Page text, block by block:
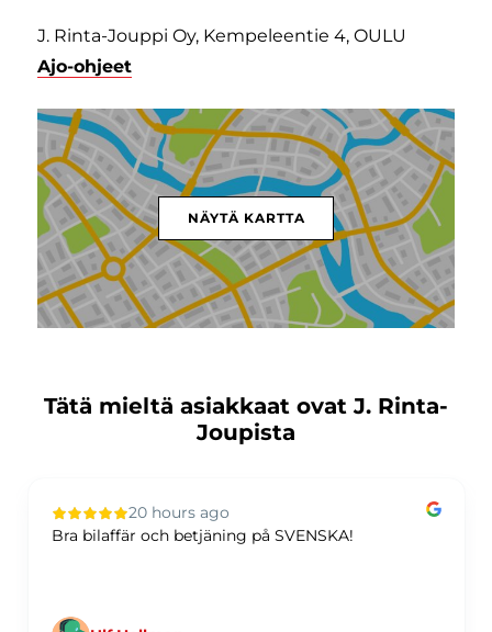
J. Rinta-Jouppi Oy, Kempeleentie 4, OULU
Ajo-ohjeet
NÄYTÄ KARTTA
Tätä mieltä asiakkaat ovat J. Rinta-
Joupista
20 hours ago
Bra bilaffär och betjäning på SVENSKA!